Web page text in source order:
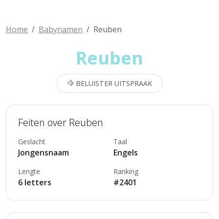
Home Babynamen Reuben
Reuben
BELUISTER UITSPRAAK
Feiten over Reuben
Geslacht
Jongensnaam
Taal
Engels
Lengte
6 letters
Ranking
#2401